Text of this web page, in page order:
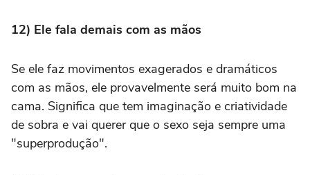
12) Ele fala demais com as mãos
Se ele faz movimentos exagerados e dramáticos
com as mãos, ele provavelmente será muito bom na
cama. Significa que tem imaginação e criatividade
de sobra e vai querer que o sexo seja sempre uma
"superprodução".